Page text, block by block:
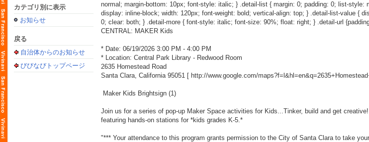
カテゴリ別に表示
お知らせ
戻る
自治体からのお知らせ
びびなびトップページ
normal; margin-bottom: 10px; font-style: italic; } .detail-list { margin: 0; padding: 0; list-
display: inline-block; width: 120px; font-weight: bold; vertical-align: top; } .detail-list-value {
0; clear: both; } .detail-more { font-style: italic; font-size: 90%; float: right; } .detail-url
CENTRAL: MAKER Kids
* Date: 06/19/2026 3:00 PM - 4:00 PM
* Location: Central Park Library - Redwood Room
2635 Homestead Road
Santa Clara, California 95051 [ http://www.google.com/
Maker Kids Brightsign (1)
Join us for a series of pop-up Maker Space activities for Kids...Tinker, build and get
featuring hands-on stations for *kids grades K-5.*
"*** Your attendance to this program grants permission to the City of Santa Clara to take